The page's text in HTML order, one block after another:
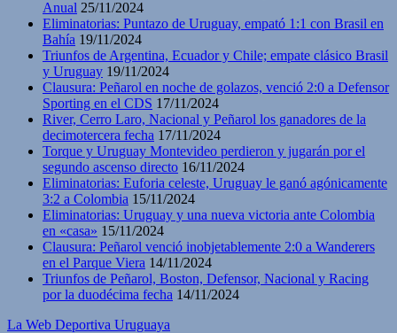
Anual 25/11/2024
Eliminatorias: Puntazo de Uruguay, empató 1:1 con Brasil en
Bahía 19/11/2024
Triunfos de Argentina, Ecuador y Chile; empate clásico Brasil
y Uruguay 19/11/2024
Clausura: Peñarol en noche de golazos, venció 2:0 a Defensor
Sporting en el CDS 17/11/2024
River, Cerro Laro, Nacional y Peñarol los ganadores de la
decimotercera fecha 17/11/2024
Torque y Uruguay Montevideo perdieron y jugarán por el
segundo ascenso directo 16/11/2024
Eliminatorias: Euforia celeste, Uruguay le ganó agónicamente
3:2 a Colombia 15/11/2024
Eliminatorias: Uruguay y una nueva victoria ante Colombia
en «casa» 15/11/2024
Clausura: Peñarol venció inobjetablemente 2:0 a Wanderers
en el Parque Viera 14/11/2024
Triunfos de Peñarol, Boston, Defensor, Nacional y Racing
por la duodécima fecha 14/11/2024
La Web Deportiva Uruguaya